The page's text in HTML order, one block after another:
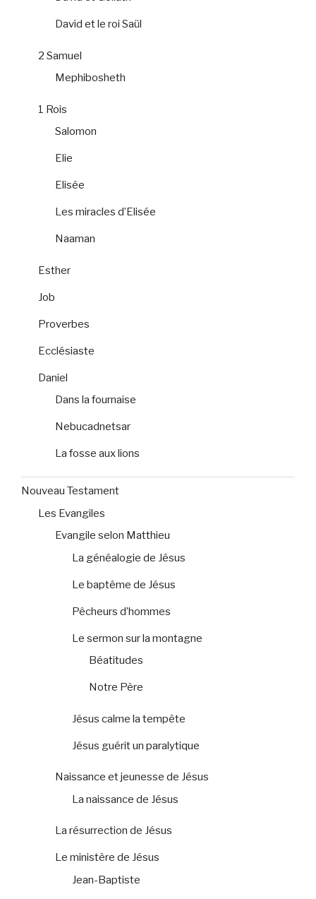
David et le roi Saül
2 Samuel
Mephibosheth
1 Rois
Salomon
Elie
Elisée
Les miracles d’Elisée
Naaman
Esther
Job
Proverbes
Ecclésiaste
Daniel
Dans la fournaise
Nebucadnetsar
La fosse aux lions
Nouveau Testament
Les Evangiles
Evangile selon Matthieu
La généalogie de Jésus
Le baptême de Jésus
Pêcheurs d’hommes
Le sermon sur la montagne
Béatitudes
Notre Père
Jésus calme la tempête
Jésus guérit un paralytique
Naissance et jeunesse de Jésus
La naissance de Jésus
La résurrection de Jésus
Le ministère de Jésus
Jean-Baptiste